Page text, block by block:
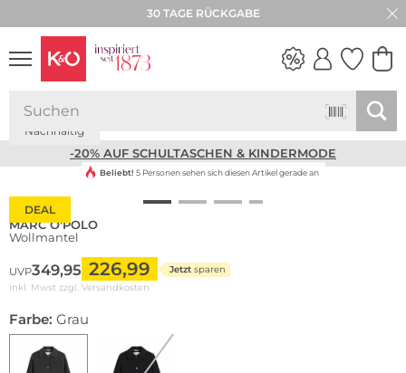
30 TAGE RÜCKGABE
NEW IN
-20% AUF SCHULTASCHEN & KINDERMODE
DEAL
Nachhaltig
Beliebt! 5 Personen sehen sich diesen Artikel gerade an
MARC O'POLO
Wollmantel
UVP349,95 226,99 Jetzt sparen
inkl. Mwst zzgl. Versandkosten
Farbe: Grau